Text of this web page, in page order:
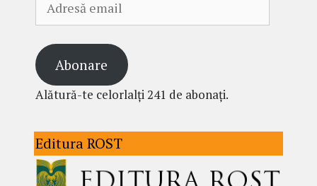
email
Abonare
Alătură-te celorlalți 241 de abonați.
Editura ROST